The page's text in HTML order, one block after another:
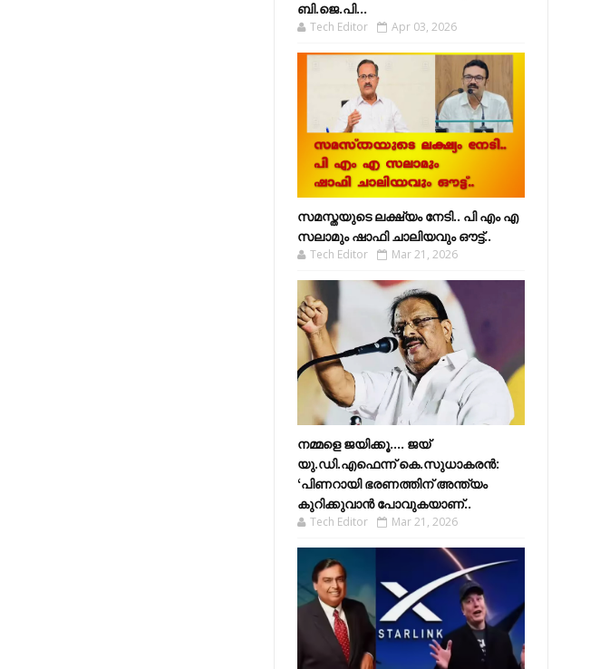
ബി.ജെ.പി...
Tech Editor Apr 03, 2026
സമസ്തയുടെ ലക്ഷ്യം നേടി.. പി എം എ
സലാമും ഷാഫി ചാലിയവും ഔട്ട്..
Tech Editor Mar 21, 2026
നമ്മളെ ജയിക്കൂ.... ജയ്
യു.ഡി.എഫെന്ന് കെ.സുധാകരൻ:
‘പിണറായി ഭരണത്തിന് അന്ത്യം
കുറിക്കുവാൻ പോവുകയാണ്..
Tech Editor Mar 21, 2026